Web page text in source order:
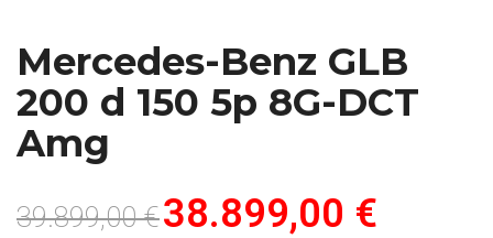
Mercedes-Benz GLB
200 d 150 5p 8G-DCT
Amg
39.899,00 €38.899,00 €